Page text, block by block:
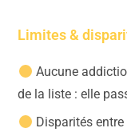
Limites &
Aucune
de la liste : elle
Disparités